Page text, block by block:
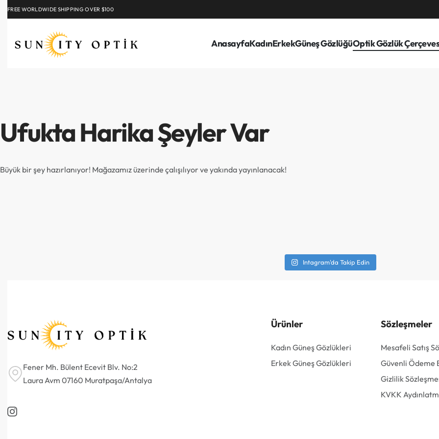
FREE WORLDWIDE SHIPPING OVER $100
AnasayfaKadınErkekGüneş GözlüğüOptik Gözlük
Ufukta Harika Şeyler Var
Büyük bir şey hazırlanıyor! Mağazamız üzerinde çalışılıyor ve yakında yayınlanacak!
Intagram'da Takip Edin
Fener Mh. Bülent Ecevit Blv. No:2
Laura Avm 07160 Muratpaşa/Antalya
Ürünler
Kadın Güneş Gözlükleri
Erkek Güneş Gözlükleri
Sözleşmeler
Mesafeli Satış
Güvenli Ödeme
Gizlilik
KVKK